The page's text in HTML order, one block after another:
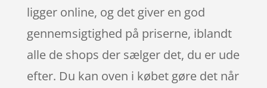
ligger online, og det giver en god
gennemsigtighed på priserne, iblandt
alle de shops der sælger det, du er ude
efter. Du kan oven i købet gøre det når